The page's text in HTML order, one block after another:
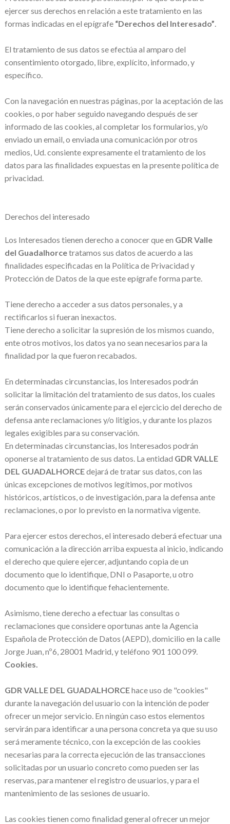
ejercer sus derechos en relación a este tratamiento en las
formas indicadas en el epígrafe “Derechos del Interesado”.
El tratamiento de sus datos se efectúa al amparo del
consentimiento otorgado, libre, explícito, informado, y
específico.
Con la navegación en nuestras páginas, por la aceptación de las
cookies, o por haber seguido navegando después de ser
informado de las cookies, al completar los formularios, y/o
enviado un email, o enviada una comunicación por otros
medios, Ud. consiente expresamente el tratamiento de los
datos para las finalidades expuestas en la presente política de
privacidad.
Derechos del interesado
Los Interesados tienen derecho a conocer que en GDR Valle
del Guadalhorcetratamos sus datos de acuerdo a las
finalidades especificadas en la Política de Privacidad y
Protección de Datos de la que este epígrafe forma parte.
Tiene derecho a acceder a sus datos personales, y a
rectificarlos si fueran inexactos.
Tiene derecho a solicitar la supresión de los mismos cuando,
ente otros motivos, los datos ya no sean necesarios para la
finalidad por la que fueron recabados.
En determinadas circunstancias, los Interesados podrán
solicitar la limitación del tratamiento de sus datos, los cuales
serán conservados únicamente para el ejercicio del derecho de
defensa ante reclamaciones y/o litigios, y durante los plazos
legales exigibles para su conservación.
En determinadas circunstancias, los Interesados podrán
oponerse al tratamiento de sus datos. La entidad GDR VALLE
DEL GUADALHORCEdejará de tratar sus datos, con las
únicas excepciones de motivos legítimos, por motivos
históricos, artísticos, o de investigación, para la defensa ante
reclamaciones, o por lo previsto en la normativa vigente.
Para ejercer estos derechos, el interesado deberá efectuar una
comunicación a la dirección arriba expuesta al inicio, indicando
el derecho que quiere ejercer, adjuntando copia de un
documento que lo identifique, DNI o Pasaporte, u otro
documento que lo identifique fehacientemente.
Asimismo, tiene derecho a efectuar las consultas o
reclamaciones que considere oportunas ante la Agencia
Española de Protección de Datos (AEPD), domicilio en la calle
Jorge Juan, nº6, 28001 Madrid, y teléfono 901 100 099.
Cookies.
GDR VALLE DEL GUADALHORCEhace uso de "cookies"
durante la navegación del usuario con la intención de poder
ofrecer un mejor servicio. En ningún caso estos elementos
servirán para identificar a una persona concreta ya que su uso
será meramente técnico, con la excepción de las cookies
necesarias para la correcta ejecución de las transacciones
solicitadas por un usuario concreto como pueden ser las
reservas, para mantener el registro de usuarios, y para el
mantenimiento de las sesiones de usuario.
Las cookies tienen como finalidad general ofrecer un mejor